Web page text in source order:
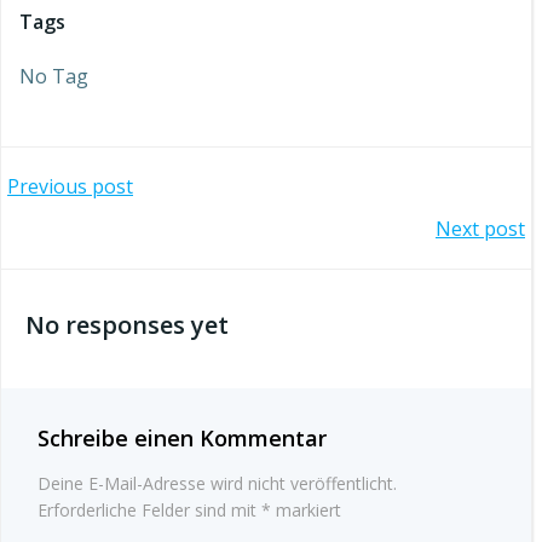
Tags
No Tag
Beitragsnavigation
Previous post
Next post
No responses yet
Schreibe einen Kommentar
Deine E-Mail-Adresse wird nicht veröffentlicht.
Erforderliche Felder sind mit * markiert